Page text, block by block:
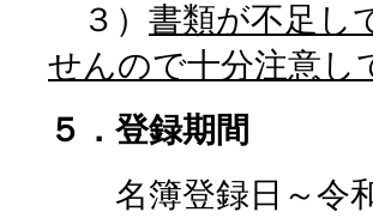
３） 書類が不足し
せんので十分注意し
５．登録期間
名簿登録日～令